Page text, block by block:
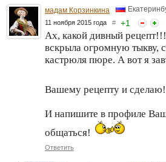
мадам Корзинкина
11 ноября 2015 года # +1
Ах, какой дивный
вскрыла огромную тыкву,
кастрюля пюре. А вот я
Вашему рецепту и
И напишите в профиле
общаться!
Ответить